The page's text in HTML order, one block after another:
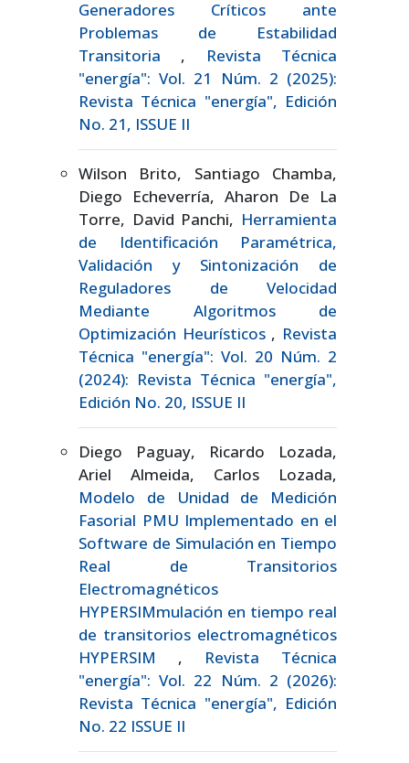
Generadores Críticos ante
Problemas de Estabilidad
Transitoria ,
Revista Técnica
"energía": Vol. 21 Núm. 2 (2025):
Revista Técnica "energía", Edición
No. 21, ISSUE II
Wilson Brito, Santiago Chamba,
Diego Echeverría, Aharon De La
Torre, David Panchi, Herramienta
de Identificación Paramétrica,
Validación y Sintonización de
Reguladores de Velocidad
Mediante Algoritmos de
Optimización Heurísticos , Revista
Técnica "energía": Vol. 20 Núm. 2
(2024): Revista Técnica "energía",
Edición No. 20, ISSUE II
Diego Paguay, Ricardo Lozada,
Ariel Almeida, Carlos Lozada,
Modelo de Unidad de Medición
Fasorial PMU Implementado en el
Software de Simulación en Tiempo
Real de Transitorios
Electromagnéticos
HYPERSIMmulación en tiempo real
de transitorios electromagnéticos
HYPERSIM , Revista Técnica
"energía": Vol. 22 Núm. 2 (2026):
Revista Técnica "energía", Edición
No. 22 ISSUE II